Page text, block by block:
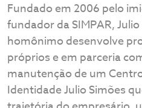
Fundado em 2006 pelo
fundador da SIMPAR,
homônimo desenvolve
próprios e em parceria
manutenção de um
Identidade Julio Simões